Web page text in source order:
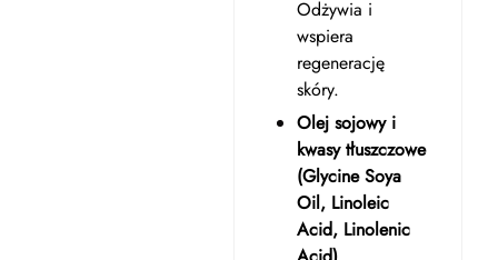
Odżywia i
wspiera
regenerację
skóry.
Olej sojowy i
kwasy tłuszczowe
(Glycine Soya
Oil, Linoleic
Acid, Linolenic